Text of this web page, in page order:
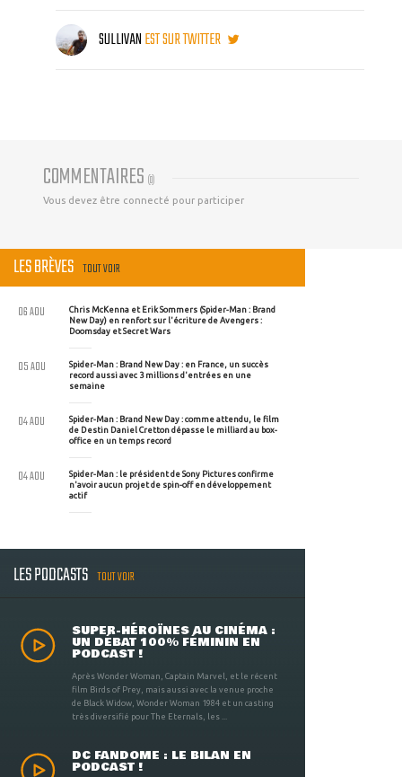
SULLIVANEST SUR TWITTER
COMMENTAIRES (0)
Vous devez être connecté pour participer
LES BRÈVES TOUT VOIR
Chris McKenna et Erik Sommers (Spider-Man : Brand
New Day) en renfort sur l'écriture de Avengers :
Doomsday et Secret Wars
06 AOU
Spider-Man : Brand New Day : en France, un succès
record aussi avec 3 millions d'entrées en une
semaine
05 AOU
Spider-Man : Brand New Day : comme attendu, le film
de Destin Daniel Cretton dépasse le milliard au box-
office en un temps record
04 AOU
Spider-Man : le président de Sony Pictures confirme
n'avoir aucun projet de spin-off en développement
actif
04 AOU
LES PODCASTS TOUT VOIR
SUPER-HÉROÏNES AU CINÉMA :
UN DÉBAT 100% FÉMININ EN
PODCAST !
Après Wonder Woman, Captain Marvel, et le récent
film Birds of Prey, mais aussi avec la venue proche
de Black Widow, Wonder Woman 1984 et un casting
très diversifié pour The Eternals, les ...
DC FANDOME : LE BILAN EN
PODCAST !